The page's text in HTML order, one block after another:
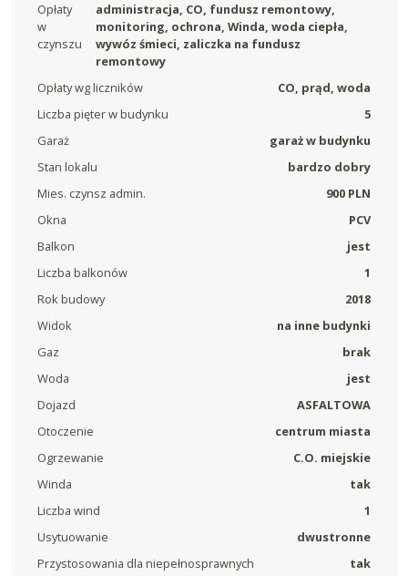
Opłaty
w
czynszu
administracja, CO, fundusz remontowy,
monitoring, ochrona, Winda, woda ciepła,
wywóz śmieci, zaliczka na fundusz
remontowy
Opłaty wg liczników
CO, prąd, woda
Liczba pięter w budynku
5
Garaż
garaż w budynku
Stan lokalu
bardzo dobry
Mies. czynsz admin.
900 PLN
Okna
PCV
Balkon
jest
Liczba balkonów
1
Rok budowy
2018
Widok
na inne budynki
Gaz
brak
Woda
jest
Dojazd
ASFALTOWA
Otoczenie
centrum miasta
Ogrzewanie
C.O. miejskie
Winda
tak
Liczba wind
1
Usytuowanie
dwustronne
Przystosowania dla niepełnosprawnych
tak